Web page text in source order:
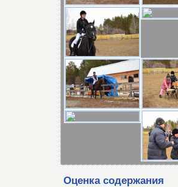
Оценка содержания